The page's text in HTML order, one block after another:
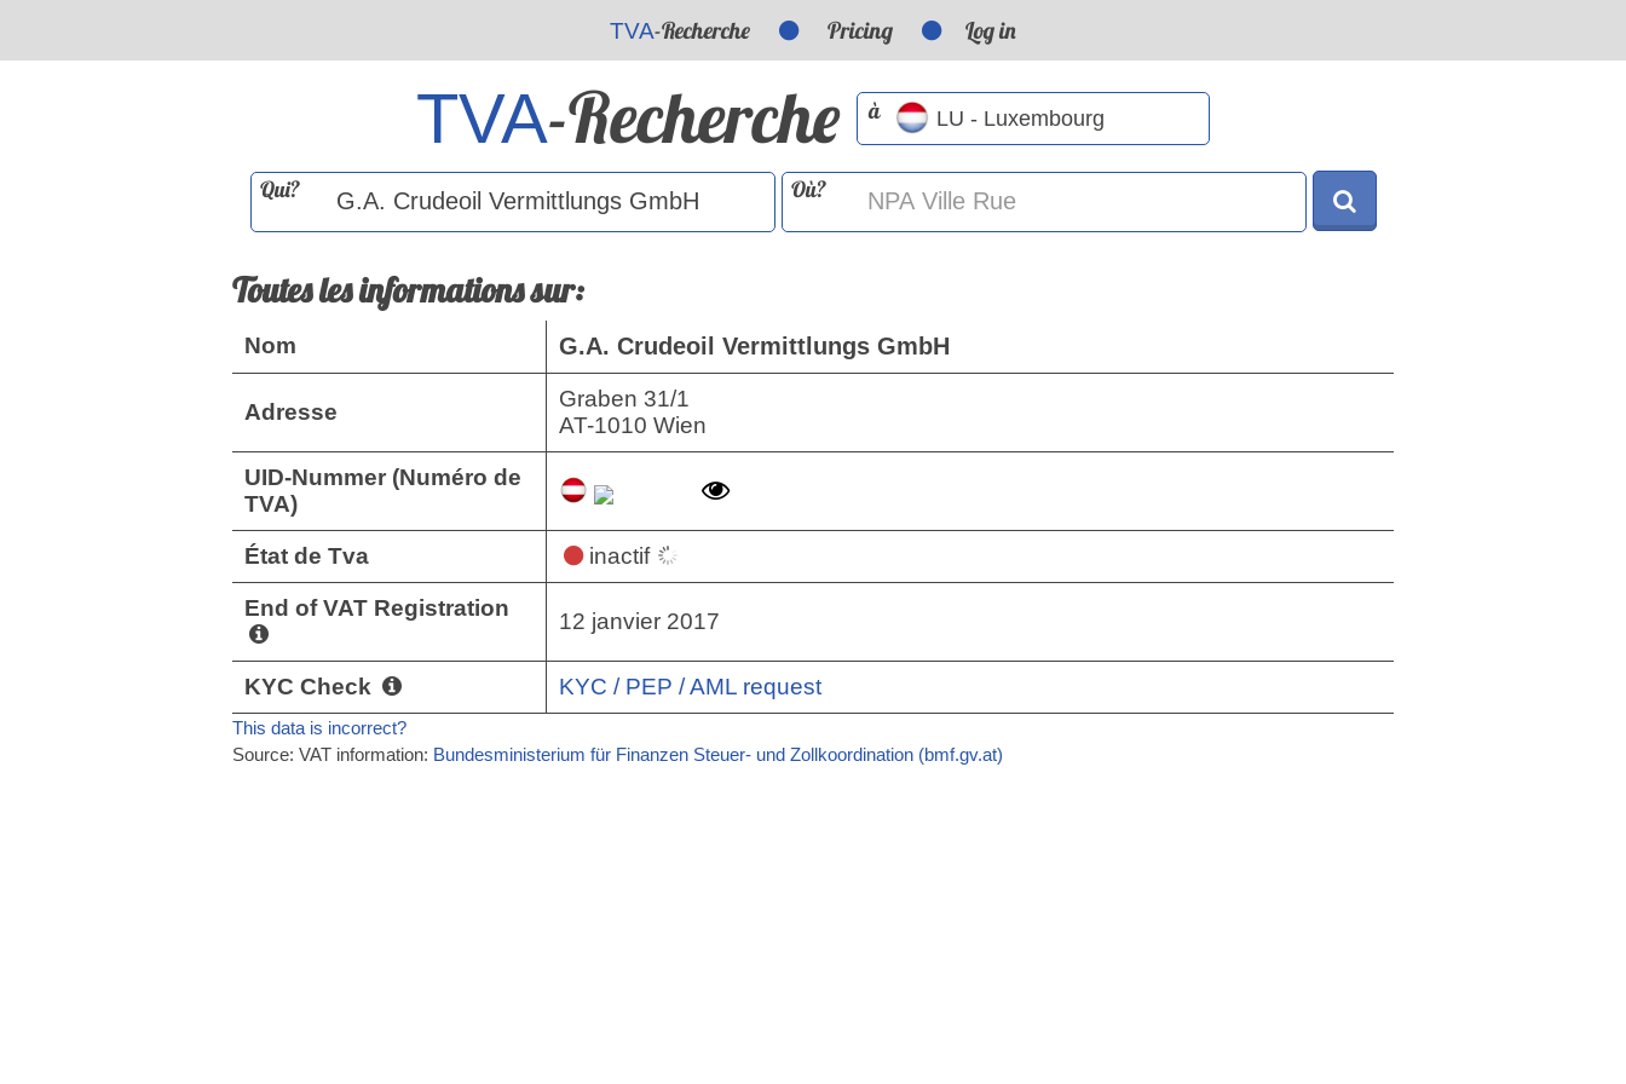
TVA-Recherche Pricing Log in
TVA-Recherche à
Qui? Où?
Toutes les informations sur:
Nom G.A. Crudeoil Vermittlungs GmbH
Adresse
Graben 31/1
AT-1010 Wien
UID-Nummer (Numéro de
TVA)
État de Tva inactif
End of VAT Registration
12 janvier 2017
KYC Check KYC / PEP / AML request
This data is incorrect?
Source: VAT information: Bundesministerium für Finanzen Steuer- und Zollkoordination (bmf.gv.at)